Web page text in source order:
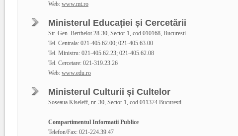
Web: www.mt.ro
Ministerul Educației și Cercetării
Str. Gen. Berthelot 28-30, Sector 1, cod 010168, Bucuresti
Tel. Centrala: 021-405.62.00; 021-405.63.00
Tel. Ministru: 021-405.62.23; 021-405.62.08
Tel. Cercetare: 021-319.23.26
Web: www.edu.ro
Ministerul Culturii și Cultelor
Soseaua Kiseleff, nr. 30, Sector 1, cod 011374 Bucuresti
Compartimentul Informatii Publice
Telefon/Fax: 021-224.39.47